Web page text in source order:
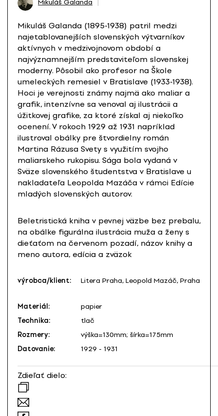
Mikuláš Galanda
Mikuláš Galanda (1895-1938) patril medzi
najetablovanejších slovenských výtvarníkov
aktívnych v medzivojnovom období a
najvýznamnejším predstaviteľom slovenskej
moderny. Pôsobil ako profesor na Škole
umeleckých remesiel v Bratislave (1933-1938).
Hoci je verejnosti známy najmä ako maliar a
grafik, intenzívne sa venoval aj ilustrácii a
úžitkovej grafike, za ktoré získal aj niekoľko
ocenení. V rokoch 1929 až 1931 napríklad
ilustroval obálky pre štvordielny román
Martina Rázusa Svety s využitím svojho
maliarskeho rukopisu. Sága bola vydaná v
Sväze slovenského študentstva v Bratislave u
nakladateľa Leopolda Mazáča v rámci Edície
mladých slovenských autorov.
Beletristická kniha v pevnej väzbe bez prebalu,
na obálke figurálna ilustrácia muža a ženy s
dieťaťom na červenom pozadí, názov knihy a
meno autora, edícia a zväzok
výrobca/klient: Litera Praha, Leopold Mazáč, Praha
Materiál:
papier
Technika:
tlač
Rozmery:
výška=130mm; šírka=175mm
Datovanie:
1929 - 1931
Zdieľať dielo: